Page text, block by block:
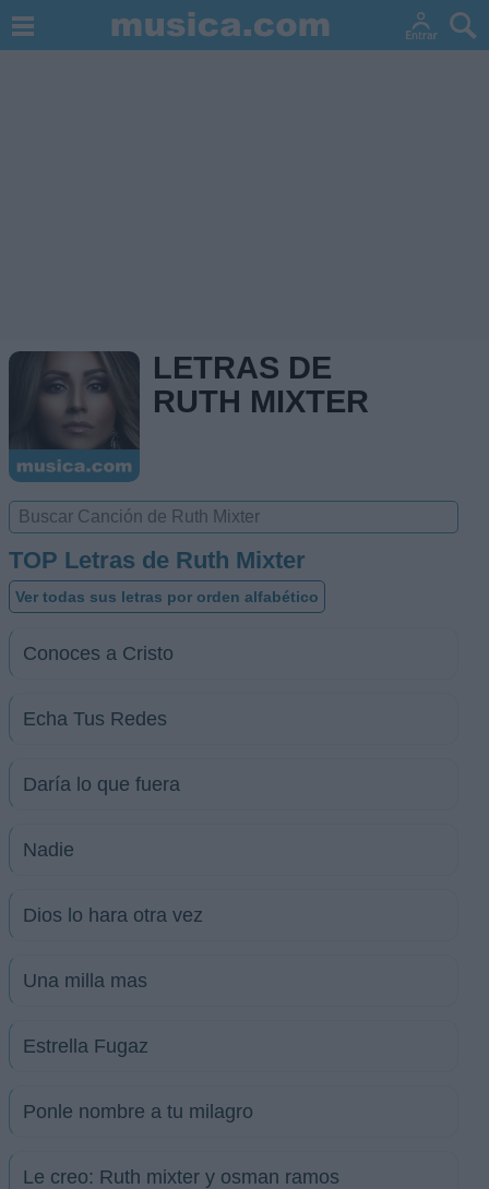
LETRAS DE
RUTH MIXTER
TOP Letras de Ruth Mixter
Ver todas sus letras por orden alfabético
Conoces a Cristo
Echa Tus Redes
Daría lo que fuera
Nadie
Dios lo hara otra vez
Una milla mas
Estrella Fugaz
Ponle nombre a tu milagro
Le creo: Ruth mixter y osman ramos